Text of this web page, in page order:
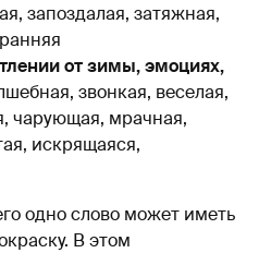
запоздалая, затяжная,
от зимы, эмоциях,
звонкая, веселая,
чарующая, мрачная,
искрящаяся,
одно слово может иметь
В этом